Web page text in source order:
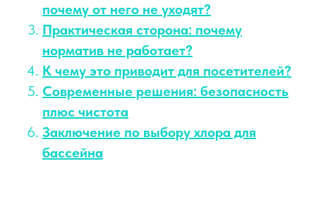
почему от него не уходят?
Практическая сторона: почему
норматив не работает?
К чему это приводит для посетителей?
Современные решения: безопасность
плюс чистота
Заключение по выбору хлора для
бассейна